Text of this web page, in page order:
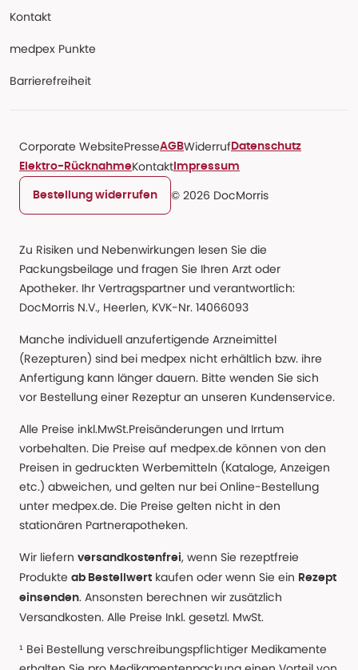
Kontakt
medpex Punkte
Barrierefreiheit
Corporate WebsitePresseAGBWiderruf Datenschutz
Elektro-RücknahmeKontakt Impressum
Bestellung widerrufen © 2026 DocMorris
Zu Risiken und Nebenwirkungen lesen Sie die
Packungsbeilage und fragen Sie Ihren Arzt oder
Apotheker. Ihr Vertragspartner und verantwortlich:
DocMorris N.V., Heerlen, KVK-Nr. 14066093
Manche individuell anzufertigende Arzneimittel
(Rezepturen) sind bei medpex nicht erhältlich bzw. ihre
Anfertigung kann länger dauern. Bitte wenden Sie sich
vor Bestellung einer Rezeptur an unseren Kundenservice.
Alle Preise inkl.MwSt.Preisänderungen und Irrtum
vorbehalten. Die Preise auf medpex.de können von den
Preisen in gedruckten Werbemitteln (Kataloge, Anzeigen
etc.) abweichen, und gelten nur bei Online-Bestellung
unter medpex.de. Die Preise gelten nicht in den
stationären Partnerapotheken.
Wir liefern versandkostenfrei, wenn Sie rezeptfreie
Produkte ab Bestellwert kaufen oder wenn Sie ein Rezept
einsenden. Ansonsten berechnen wir zusätzlich
Versandkosten. Alle Preise Inkl. gesetzl. MwSt.
¹ Bei Bestellung verschreibungspflichtiger Medikamente